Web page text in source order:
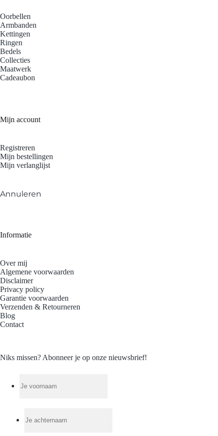
Oorbellen
Armbanden
Kettingen
Ringen
Bedels
Collecties
Maatwerk
Cadeaubon
Mijn account
Registreren
Mijn bestellingen
Mijn verlanglijst
Annuleren
Informatie
Over mij
Algemene voorwaarden
Disclaimer
Privacy policy
Garantie voorwaarden
Verzenden & Retourneren
Blog
Contact
Niks missen? Abonneer je op onze nieuwsbrief!